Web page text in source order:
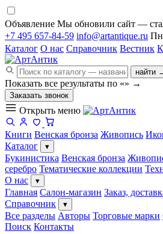
Объявление Мы обновили сайт —
+7 495 657-84-59 info@artantique.ru
Каталог О нас Справочник Вестник
найти
Показать все результаты по «» →
Заказать звонок
Открыть меню
Книги Венская бронза Живопись
Каталог
▾
Букинистика Венская бронза
серебро Тематические коллекции
О нас
▾
Главная Салон-магазин Заказ,
Справочник
▾
Все разделы Авторы Торговые марки
Поиск Контакты